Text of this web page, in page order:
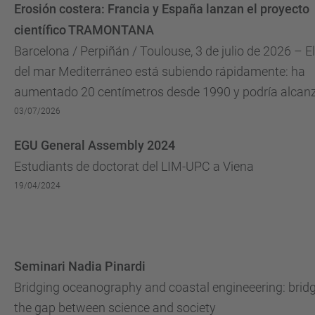
Barcelona / Perpiñán / Toulouse, 3 de julio de 2026 –
del mar Mediterráneo está subiendo rápidamente: ha
aumentado 20 centímetros desde 1990 y podría
los 110 centímetros en 2100....
Erosión costera: Francia y España lanzan el proyecto
científico TRAMONTANA
03/07/2026
Estudiants de doctorat del LIM-UPC a Viena
EGU General Assembly 2024
19/04/2024
Bridging oceanography and coastal engineeering:
the gap between science and society
Seminari Nadia Pinardi